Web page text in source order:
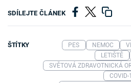
SDÍLEJTE ČLÁNEK
ŠTÍTKY PES NEMOC
LETIŠTĚ
SVĚTOVÁ ZDRAVOTNICKÁ
COVID-